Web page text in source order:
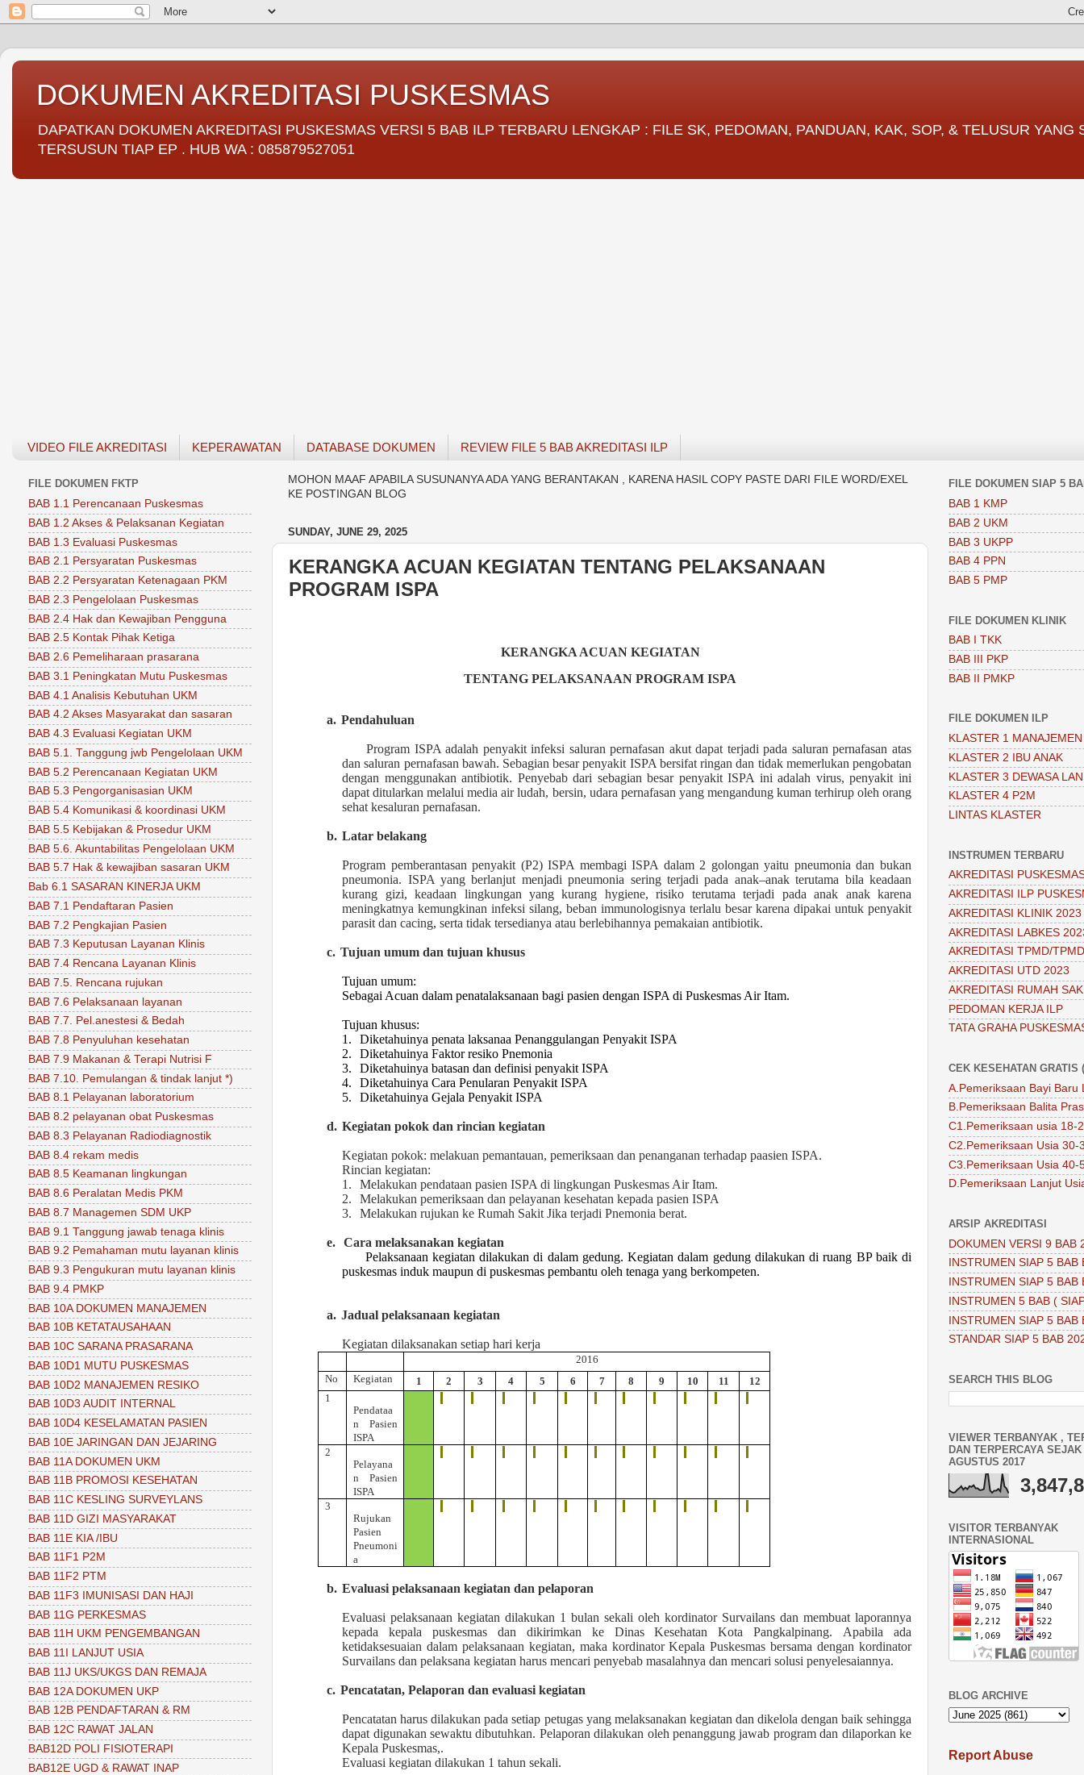
DOKUMEN AKREDITASI PUSKESMAS
DAPATKAN DOKUMEN AKREDITASI PUSKESMAS VERSI 5 BAB ILP TERBARU LENGKAP : FILE SK, PEDOMAN, PANDUAN, KAK, SOP, & TELUSUR YANG
TERSUSUN TIAP EP . HUB WA : 085879527051
VIDEO FILE AKREDITASI KEPERAWATAN DATABASE DOKUMEN REVIEW FILE 5 BAB AKREDITASI ILP
MOHON MAAF APABILA SUSUNANYA ADA YANG BERANTAKAN , KARENA HASIL COPY PASTE DARI FILE WORD/EXEL
KE POSTINGAN BLOG
SUNDAY, JUNE 29, 2025
KERANGKA ACUAN KEGIATAN TENTANG PELAKSANAAN
PROGRAM ISPA
KERANGKA ACUAN KEGIATAN
TENTANG PELAKSANAAN PROGRAM ISPA
a. Pendahuluan
Program ISPAadalah penyakit infeksi saluran pernafasan akut dapat terjadi pada saluran pernafasan atas
dan saluran pernafasan bawah. Sebagian besar penyakit ISPA bersifat ringan dan tidak memerlukan pengobatan
dengan menggunakan antibiotik. Penyebab dari sebagian besar penyakit ISPA ini adalah virus, penyakit ini
dapat ditularkan melalui media air ludah, bersin, udara pernafasan yang mengandung kuman terhirup oleh orang
sehat kesaluran pernafasan.
b. Latar belakang
Program pemberantasan penyakit (P2) ISPA membagi ISPA dalam 2 golongan yaitu pneumonia dan bukan
pneumonia. ISPA yang berlanjut menjadi pneumonia sering terjadi pada anak–anak terutama bila keadaan
kurang gizi, keadaan lingkungan yang kurang hygiene, risiko terutama terjadi pada anak anak karena
meningkatnya kemungkinan infeksi silang, beban immunologisnya terlalu besar karena dipakai untuk penyakit
parasit dan cacing, serta tidak tersedianya atau berlebihannya pemakaian antibiotik.
c. Tujuan umum dan tujuan khusus
Tujuan umum:
Sebagai Acuan dalam penatalaksanaan bagi pasien dengan ISPA di Puskesmas Air Itam.
Tujuan khusus:
1.
Diketahuinya penata laksanaa Penanggulangan Penyakit ISPA
2.
Diketahuinya Faktor resiko Pnemonia
3.
Diketahuinya batasan dan definisi penyakit ISPA
4.
Diketahuinya Cara Penularan Penyakit ISPA
5.
Diketahuinya Gejala Penyakit ISPA
d. Kegiatan pokok dan rincian kegiatan
Kegiatan pokok:melakuan pemantauan, pemeriksaan dan penanganan terhadappaasien ISPA.
Rincian kegiatan:
1.
Melakukan pendataanpasien ISPA di lingkungan Puskesmas Air Itam.
2.
Melakukan pemeriksaan dan pelayanan kesehatan kepadapasien ISPA
3.
Melakukan rujukan ke Rumah Sakit Jika terjadi Pnemonia berat.
e.
Cara melaksanakan kegiatan
Pelaksanaan kegiatan dilakukan di dalam gedung. Kegiatan dalam gedung dilakukan di ruang BP baik di
puskesmas induk maupun di puskesmas pembantu oleh tenaga yang berkompeten.
a. Jadual pelaksanaan kegiatan
Kegiatan dilaksanakan setiap hari kerja
2016
No
Kegiatan 1 2 3 4 5 6 7 8 9 10 11
12
1
Pendataa
nPasien
ISPA
2
Pelayana
n Pasien
ISPA
3
Rujukan
Pasien
Pneumoni
a
b. Evaluasi pelaksanaan kegiatan dan pelaporan
Evaluasi pelaksanaan kegiatan dilakukan 1 bulan sekali oleh kordinator Survailans dan membuat laporannya
kepada kepala puskesmasdan dikirimkan ke Dinas Kesehatan Kota Pangkalpinang. Apabila ada
ketidaksesuaian dalam pelaksanaan kegiatan, maka kordinator Kepala Puskesmas bersama dengan kordinator
Survailans dan pelaksana kegiatan harus mencari penyebab masalahnya dan mencari solusi penyelesaiannya.
c. Pencatatan, Pelaporan dan evaluasi kegiatan
Pencatatan harus dilakukan pada setiap petugasyang melaksanakan kegiatan dan dikelola dengan baik sehingga
dapat digunakan sewaktu dibutuhkan. Pelaporan dilakukan oleh penanggung jawab program dan dilaporkan ke
Kepala Puskesmas,.
Evaluasi kegiatan dilakukan 1 tahun sekali.
FILE DOKUMEN FKTP
BAB 1.1 Perencanaan Puskesmas
BAB 1.2 Akses & Pelaksanan Kegiatan
BAB 1.3 Evaluasi Puskesmas
BAB 2.1 Persyaratan Puskesmas
BAB 2.2 Persyaratan Ketenagaan PKM
BAB 2.3 Pengelolaan Puskesmas
BAB 2.4 Hak dan Kewajiban Pengguna
BAB 2.5 Kontak Pihak Ketiga
BAB 2.6 Pemeliharaan prasarana
BAB 3.1 Peningkatan Mutu Puskesmas
BAB 4.1 Analisis Kebutuhan UKM
BAB 4.2 Akses Masyarakat dan sasaran
BAB 4.3 Evaluasi Kegiatan UKM
BAB 5.1. Tanggung jwb Pengelolaan UKM
BAB 5.2 Perencanaan Kegiatan UKM
BAB 5.3 Pengorganisasian UKM
BAB 5.4 Komunikasi & koordinasi UKM
BAB 5.5 Kebijakan & Prosedur UKM
BAB 5.6. Akuntabilitas Pengelolaan UKM
BAB 5.7 Hak & kewajiban sasaran UKM
Bab 6.1 SASARAN KINERJA UKM
BAB 7.1 Pendaftaran Pasien
BAB 7.2 Pengkajian Pasien
BAB 7.3 Keputusan Layanan Klinis
BAB 7.4 Rencana Layanan Klinis
BAB 7.5. Rencana rujukan
BAB 7.6 Pelaksanaan layanan
BAB 7.7. Pel.anestesi & Bedah
BAB 7.8 Penyuluhan kesehatan
BAB 7.9 Makanan & Terapi Nutrisi F
BAB 7.10. Pemulangan & tindak lanjut *)
BAB 8.1 Pelayanan laboratorium
BAB 8.2 pelayanan obat Puskesmas
BAB 8.3 Pelayanan Radiodiagnostik
BAB 8.4 rekam medis
BAB 8.5 Keamanan lingkungan
BAB 8.6 Peralatan Medis PKM
BAB 8.7 Managemen SDM UKP
BAB 9.1 Tanggung jawab tenaga klinis
BAB 9.2 Pemahaman mutu layanan klinis
BAB 9.3 Pengukuran mutu layanan klinis
BAB 9.4 PMKP
BAB 10A DOKUMEN MANAJEMEN
BAB 10B KETATAUSAHAAN
BAB 10C SARANA PRASARANA
BAB 10D1 MUTU PUSKESMAS
BAB 10D2 MANAJEMEN RESIKO
BAB 10D3 AUDIT INTERNAL
BAB 10D4 KESELAMATAN PASIEN
BAB 10E JARINGAN DAN JEJARING
BAB 11A DOKUMEN UKM
BAB 11B PROMOSI KESEHATAN
BAB 11C KESLING SURVEYLANS
BAB 11D GIZI MASYARAKAT
BAB 11E KIA /IBU
BAB 11F1 P2M
BAB 11F2 PTM
BAB 11F3 IMUNISASI DAN HAJI
BAB 11G PERKESMAS
BAB 11H UKM PENGEMBANGAN
BAB 11I LANJUT USIA
BAB 11J UKS/UKGS DAN REMAJA
BAB 12A DOKUMEN UKP
BAB 12B PENDAFTARAN & RM
BAB 12C RAWAT JALAN
BAB12D POLI FISIOTERAPI
BAB12E UGD & RAWAT INAP
FILE DOKUMEN SIAP 5
BAB 1 KMP
BAB 2 UKM
BAB 3 UKPP
BAB 4 PPN
BAB 5 PMP
FILE DOKUMEN KLINIK
BAB I TKK
BAB III PKP
BAB II PMKP
FILE DOKUMEN ILP
KLASTER 1 MANAJEMEN
KLASTER 2 IBU ANAK
KLASTER 3 DEWASA
KLASTER 4 P2M
LINTAS KLASTER
INSTRUMEN TERBARU
AKREDITASI
AKREDITASI ILP
AKREDITASI KLINIK 2023
AKREDITASI LABKES
AKREDITASI TPMD/
AKREDITASI UTD 2023
AKREDITASI RUMAH
PEDOMAN KERJA ILP
TATA GRAHA
CEK KESEHATAN GRATIS
A.Pemeriksaan Bayi Baru
B.Pemeriksaan Balita
C1.Pemeriksaan usia 18-
C2.Pemeriksaan Usia 30-
C3.Pemeriksaan Usia 40-
D.Pemeriksaan Lanjut
ARSIP AKREDITASI
DOKUMEN VERSI 9 BAB
INSTRUMEN SIAP 5 BAB
INSTRUMEN SIAP 5 BAB
INSTRUMEN 5 BAB (
INSTRUMEN SIAP 5 BAB
STANDAR SIAP 5 BAB
SEARCH THIS BLOG
VIEWER TERBANYAK ,
DAN TERPERCAYA SEJAK
AGUSTUS 2017
VISITOR TERBANYAK
INTERNASIONAL
BLOG ARCHIVE
Report Abuse